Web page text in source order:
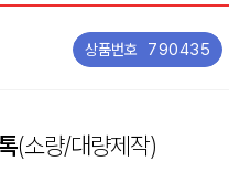
상품번호 790435
(소량/대량제작)